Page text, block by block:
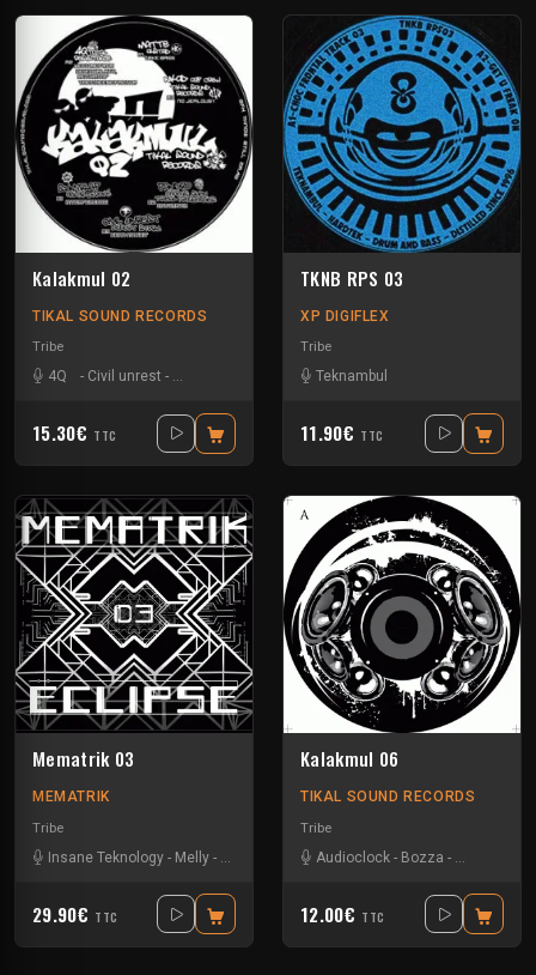
Kalakmul 02
TIKAL SOUND RECORDS
Tribe
4Q
- Civil unrest - Matte Olstad Nkod Oqp-Pandro
15.30€ TTC
TKNB RPS 03
XP DIGIFLEX
Tribe
Teknambul
11.90€ TTC
Mematrik 03
MEMATRIK
Tribe
Insane Teknology - Melly - Nesh Mayday-Physical-Severus-
29.90€ TTC
Kalakmul 06
TIKAL SOUND RECORDS
Tribe
Audioclock - Bozza -
12.00€ TTC